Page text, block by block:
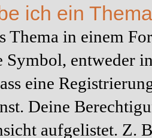
ich ein
Thema in einem
Symbol, entweder
eine
Deine
aufgelistet. Z.